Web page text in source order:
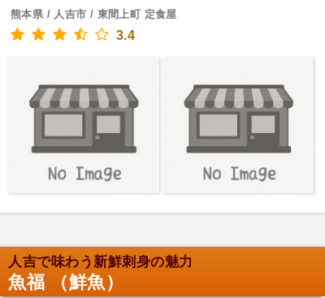
熊本県 / 人吉市 / 東間上町 定食屋
3.4
人吉で味わう新鮮刺身の魅力
魚福 （鮮魚）